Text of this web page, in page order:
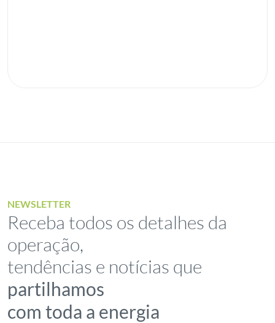
NEWSLETTER
Receba todos os detalhes da
operação,
tendências e notícias que
partilhamos
com toda a energia